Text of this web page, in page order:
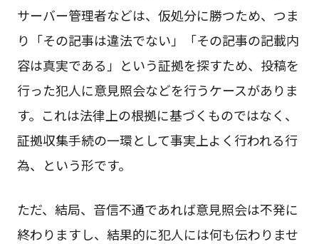
サーバー管理者などは、仮処分に勝つため、つま
り「その記事は違法でない」「その記事の記載内
容は真実である」という証拠を探すため、投稿を
行った犯人に意見照会などを行うケースがありま
す。これは法律上の根拠に基づくものではなく、
証拠収集手続の一環として事実上よく行われる行
為、という形です。
ただ、結局、音信不通であれば意見照会は不発に
終わりますし、結果的に犯人には何も伝わりませ